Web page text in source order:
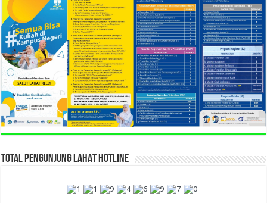
TOTAL PENGUNJUNG LAHAT HOTLINE